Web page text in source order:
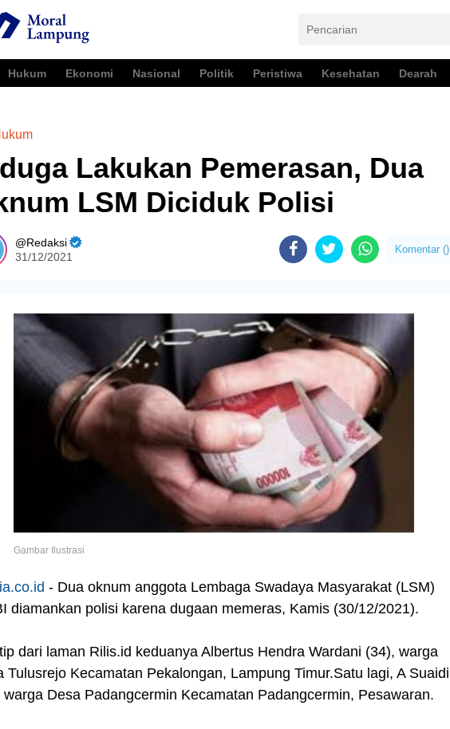
Hukum Ekonomi Nasional Politik Peristiwa Kesehatan Dearah
Lakukan Pemerasan, Dua
LSM Diciduk Polisi
Redaksi
31/12/2021
Komentar ()
Gambar Ilustrasi
- Dua oknum anggota Lembaga Swadaya Masyarakat (LSM)
diamankan polisi karena dugaan memeras, Kamis (30/12/2021).
dari laman Rilis.id keduanya Albertus Hendra Wardani (34), warga
Tulusrejo Kecamatan Pekalongan, Lampung Timur.Satu lagi, A Suaidi
warga Desa Padangcermin Kecamatan Padangcermin, Pesawaran.